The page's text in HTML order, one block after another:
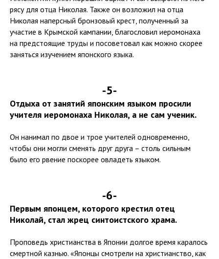
рясу для отца Николая. Также он возложил на отца
Николая наперсный бронзовый крест, полученный за
участие в Крымской кампании, благословил иеромонаха
на предстоящие труды и посоветовал как можно скорее
заняться изучением японского языка.
-5-
Отдыха от занятий японским языком просили
учителя иеромонаха Николая, а не сам ученик.
Он нанимал по двое и трое учителей одновременно,
чтобы они могли сменять друг друга – столь сильным
было его рвение поскорее овладеть языком.
-6-
Первым японцем, которого крестил отец
Николай, стал жрец синтоистского храма.
Проповедь христианства в Японии долгое время каралось
смертной казнью. «Японцы смотрели на христианство, как